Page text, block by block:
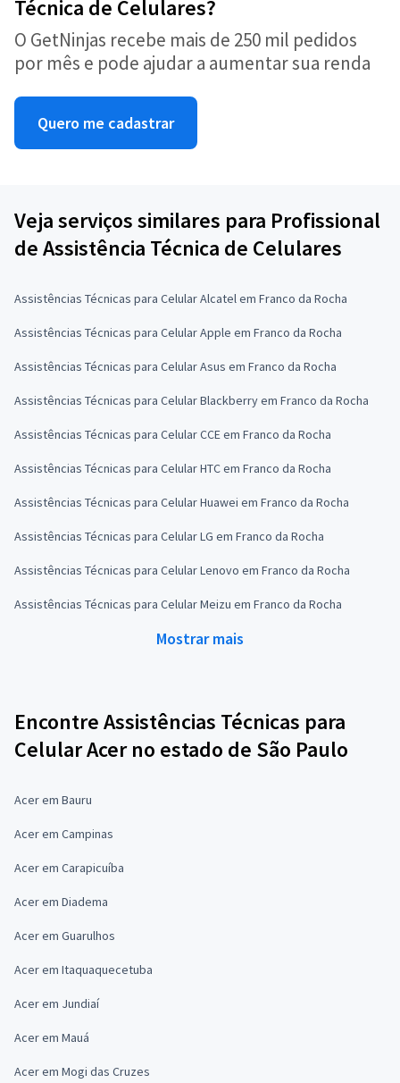
Técnica de Celulares?
O GetNinjas recebe mais de 250 mil pedidos
por mês e pode ajudar a aumentar sua renda
Quero me cadastrar
Veja serviços similares para Profissional
de Assistência Técnica de Celulares
Assistências Técnicas para Celular Alcatel em Franco da Rocha
Assistências Técnicas para Celular Apple em Franco da Rocha
Assistências Técnicas para Celular Asus em Franco da Rocha
Assistências Técnicas para Celular Blackberry em Franco da Rocha
Assistências Técnicas para Celular CCE em Franco da Rocha
Assistências Técnicas para Celular HTC em Franco da Rocha
Assistências Técnicas para Celular Huawei em Franco da Rocha
Assistências Técnicas para Celular LG em Franco da Rocha
Assistências Técnicas para Celular Lenovo em Franco da Rocha
Assistências Técnicas para Celular Meizu em Franco da Rocha
Mostrar mais
Encontre Assistências Técnicas para
Celular Acer no estado de São Paulo
Acer em Bauru
Acer em Campinas
Acer em Carapicuíba
Acer em Diadema
Acer em Guarulhos
Acer em Itaquaquecetuba
Acer em Jundiaí
Acer em Mauá
Acer em Mogi das Cruzes